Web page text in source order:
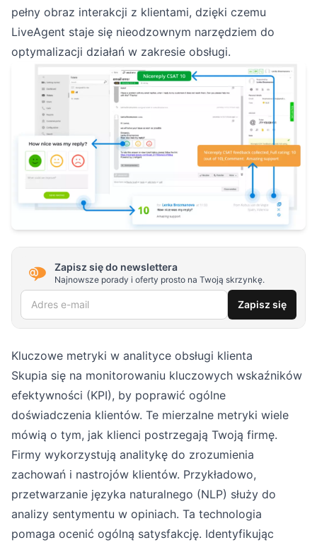
pełny obraz interakcji z klientami, dzięki czemu
LiveAgent staje się nieodzownym narzędziem do
optymalizacji działań w zakresie obsługi.
Zapisz się do newslettera
Najnowsze porady i oferty prosto na Twoją skrzynkę.
Adres e-mail Zapisz się
Kluczowe metryki w analityce obsługi klienta
Skupia się na monitorowaniu kluczowych wskaźników
efektywności (KPI), by poprawić ogólne
doświadczenia klientów. Te mierzalne metryki wiele
mówią o tym, jak klienci postrzegają Twoją firmę.
Firmy wykorzystują analitykę do zrozumienia
zachowań i nastrojów klientów. Przykładowo,
przetwarzanie języka naturalnego (NLP) służy do
analizy sentymentu w opiniach. Ta technologia
pomaga ocenić ogólną satysfakcję. Identyfikując